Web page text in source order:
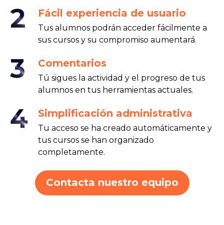
2 Fácil experiencia de usuario
Tus alumnos podrán acceder fácilmente a
sus cursos y su compromiso aumentará.
3 Comentarios
Tú sigues la actividad y el progreso de tus
alumnos en tus herramientas actuales.
4 Simplificación administrativa
Tu acceso se ha creado automáticamente y
tus cursos se han organizado
completamente.
Contacta nuestro equipo